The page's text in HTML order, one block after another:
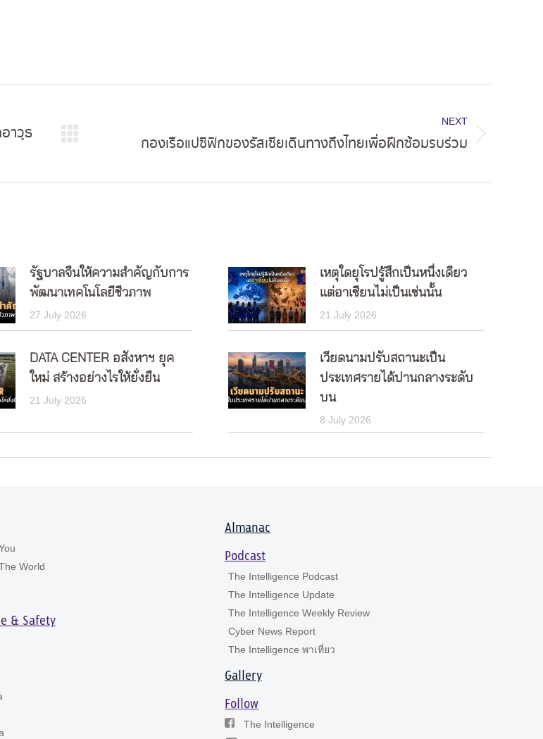
าวุธ
NEXT
กองเรือแปซิฟิกของรัสเซียเดินทางถึงไทยเพื่อฝึกซ้อมรบร่วม
รัฐบาลจีนให้ความสำคัญกับการ
พัฒนาเทคโนโลยีชีวภาพ
27 July 2026
เหตุใดยุโรปรู้สึกเป็นหนึ่งเดียว
แต่อาเซียนไม่เป็นเช่นนั้น
21 July 2026
DATA CENTER อสังหาฯ ยุค
ใหม่ สร้างอย่างไรให้ยั่งยืน
21 July 2026
เวียดนามปรับสถานะเป็น
ประเทศรายได้ปานกลางระดับ
บน
8 July 2026
World
& Safety
Almanac
Podcast
The Intelligence Podcast
The Intelligence Update
The Intelligence Weekly Review
Cyber News Report
The Intelligence พาเที่ยว
Gallery
Follow
The Intelligence